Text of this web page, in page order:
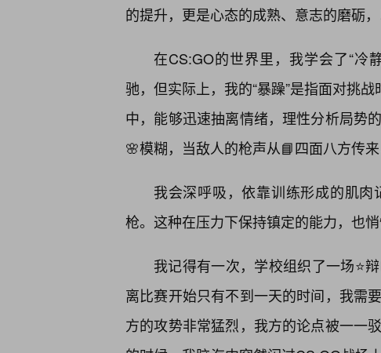
的提升，更是心态的成熟、意志的磨砺
在CS:GO的世界里，我学会了“冷
驰，但实际上，我的“暴躁”是指面对挑
中，能够迅速抽离情绪，理性分析局势
🌸模糊，当敌人的枪声从📘四面八方传来
我会深呼吸，依靠训练形成的肌
枪。这种在压力下保持镇定的能力，也
我记得有一次，学校组织了一场⭐
离比赛开始只有不到一天的时间，我需
方的攻势非常猛烈，我方的论点被一一